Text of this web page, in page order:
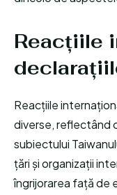
Reacțiile
Reacțiile
diverse, reflectând
subiectului
țări și organizații
îngrijorarea față de